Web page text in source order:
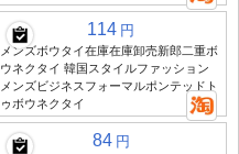
114 円
メンズボウタイ在庫在庫卸売新郎二重ボ
ウネクタイ 韓国スタイルファッション
メンズビジネスフォーマルポンテッドト
ゥボウネクタイ
84 円